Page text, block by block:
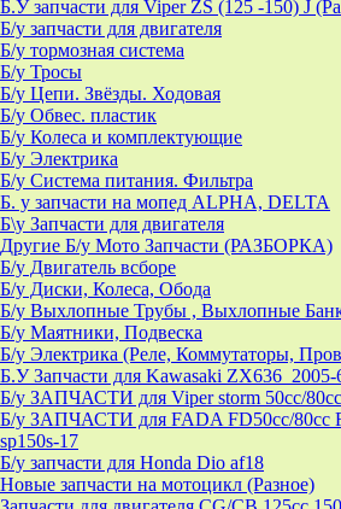
Б.У запчасти для Viper ZS (125 -150) J
Б/у запчасти для двигателя
Б/у тормозная система
Б/у Тросы
Б/у Цепи. Звёзды. Ходовая
Б/у Обвес. пластик
Б/у Колеса и комплектующие
Б/у Электрика
Б/у Система питания. Фильтра
Б. у запчасти на мопед ALPHA, DELTA
Б\у Запчасти для двигателя
Другие Б/у Мото Запчасти (РАЗБОРКА)
Б/у Двигатель всборе
Б/у Диски, Колеса, Обода
Б/у Выхлопные Трубы , Выхлопные
Б/у Маятники, Подвеска
Б/у Электрика (Реле, Коммутаторы,
Б.У Запчасти для Kawasaki
Б/у ЗАПЧАСТИ для Viper storm 50cc/
Б/у ЗАПЧАСТИ для FADA FD50cc/80cc
sp150s-17
Б/у запчасти для Honda Dio af18
Новые запчасти на мотоцикл (Разное)